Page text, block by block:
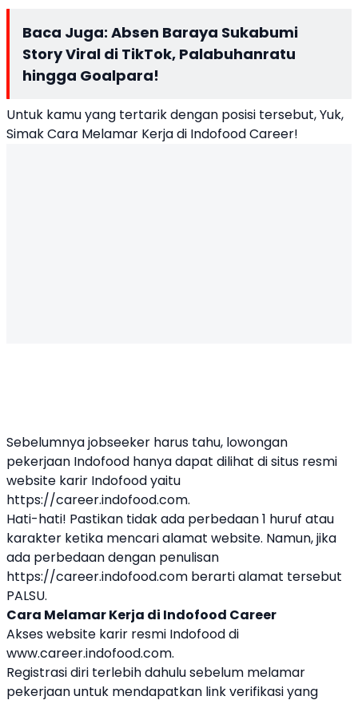
Baca Juga: Absen Baraya Sukabumi
Story Viral di TikTok, Palabuhanratu
hingga Goalpara!
Untuk kamu yang tertarik dengan posisi tersebut, Yuk,
Simak Cara Melamar Kerja di Indofood Career!
Sebelumnya jobseeker harus tahu, lowongan
pekerjaan Indofood hanya dapat dilihat di situs resmi
website karir Indofood yaitu
https://career.indofood.com.
Hati-hati! Pastikan tidak ada perbedaan 1 huruf atau
karakter ketika mencari alamat website. Namun, jika
ada perbedaan dengan penulisan
https://career.indofood.com berarti alamat tersebut
PALSU.
Cara Melamar Kerja di Indofood Career
Akses website karir resmi Indofood di
www.career.indofood.com.
Registrasi diri terlebih dahulu sebelum melamar
pekerjaan untuk mendapatkan link verifikasi yang